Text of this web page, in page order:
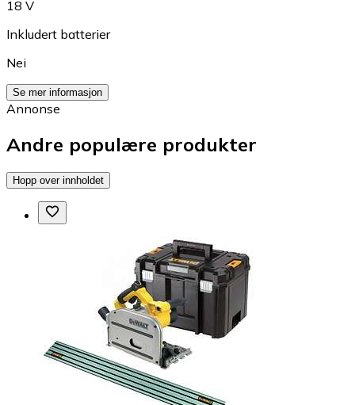
18 V
Inkludert batterier
Nei
Se mer informasjon
Annonse
Andre populære produkter
Hopp over innholdet